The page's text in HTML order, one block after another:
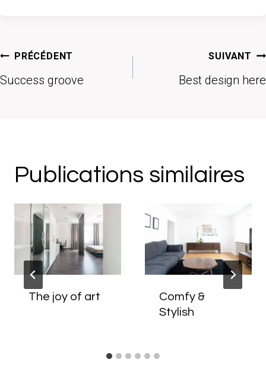
Navigation
de
PRÉCÉDENT
Success groove
SUIVANT
Best design here
Publications similaires
The joy of art
Comfy &
Stylish